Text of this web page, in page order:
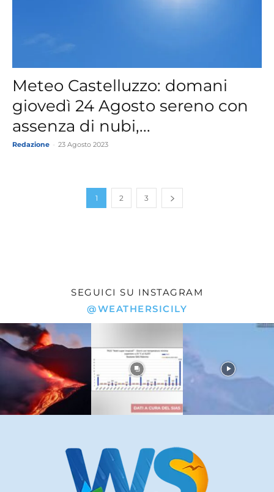
Meteo Castelluzzo: domani
giovedì 24 Agosto sereno con
assenza di nubi,...
Redazione 23 Agosto 2023
1 2 3
SEGUICI SU INSTAGRAM
@WEATHERSICILY